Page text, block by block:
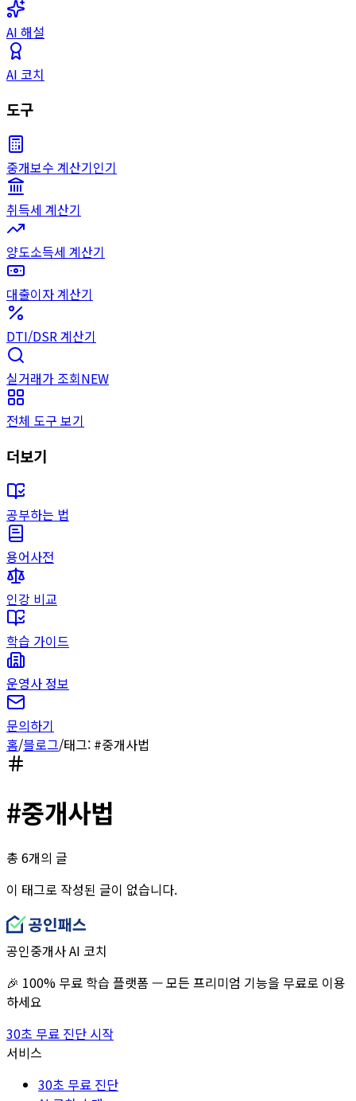
AI 해설
AI 코치
도구
중개보수 계산기인기
취득세 계산기
양도소득세 계산기
대출이자 계산기
DTI/DSR 계산기
실거래가 조회NEW
전체 도구 보기
더보기
공부하는 법
용어사전
인강 비교
학습 가이드
운영사 정보
문의하기
홈/블로그/태그: #중개사법
#중개사법
총 6개의 글
이 태그로 작성된 글이 없습니다.
공인중개사 AI 코치
🎉 100% 무료 학습 플랫폼 — 모든 프리미엄 기능을 무료로 이용
하세요
30초 무료 진단 시작
서비스
30초 무료 진단